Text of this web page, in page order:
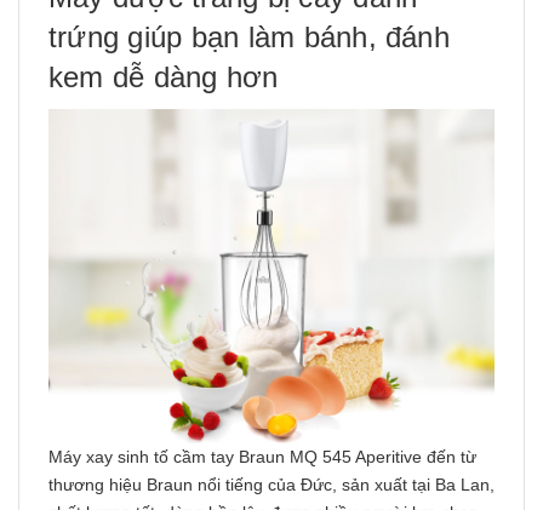
trứng giúp bạn làm bánh, đánh
kem dễ dàng hơn
Máy xay sinh tố cầm tay Braun MQ 545 Aperitive đến từ
thương hiệu Braun nổi tiếng của Đức, sản xuất tại Ba Lan,